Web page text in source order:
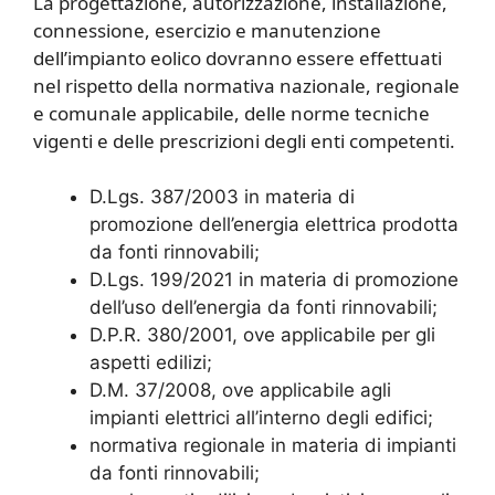
connessione, esercizio e manutenzione
dell’impianto eolico dovranno essere effettuati
nel rispetto della normativa nazionale, regionale
e comunale applicabile, delle norme tecniche
vigenti e delle prescrizioni degli enti competenti.
D.Lgs. 387/2003 in materia di
promozione dell’energia elettrica prodotta
da fonti rinnovabili;
D.Lgs. 199/2021 in materia di promozione
dell’uso dell’energia da fonti rinnovabili;
D.P.R. 380/2001, ove applicabile per gli
aspetti edilizi;
D.M. 37/2008, ove applicabile agli
impianti elettrici all’interno degli edifici;
normativa regionale in materia di impianti
da fonti rinnovabili;